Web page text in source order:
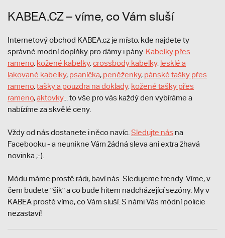
KABEA.CZ – víme, co Vám sluší
Internetový obchod KABEA.cz je místo, kde najdete ty
správné modní doplňky pro dámy i pány. Kabelky přes
rameno, kožené kabelky,crossbody kabelky, lesklé a
lakované kabelky, psaníčka, peněženky, pánské tašky přes
rameno,tašky a pouzdra na doklady, kožené tašky přes
rameno,aktovky... to vše pro vás každý den vybíráme a
nabízíme za skvělé ceny.
Vždy od nás dostanete i něco navíc. Sledujte nás na
Facebooku - a neunikne Vám žádná sleva ani extra žhavá
novinka ;-).
Módu máme prostě rádi, baví nás. Sledujeme trendy. Víme, v
čem budete "šik" a co bude hitem nadcházející sezóny. My v
KABEA prostě víme, co Vám sluší. S námi Vás módní policie
nezastaví!